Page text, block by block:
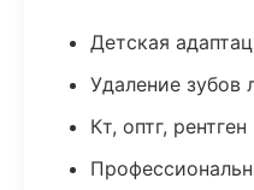
Детская
Удаление зубов
Кт, оптг, рентген